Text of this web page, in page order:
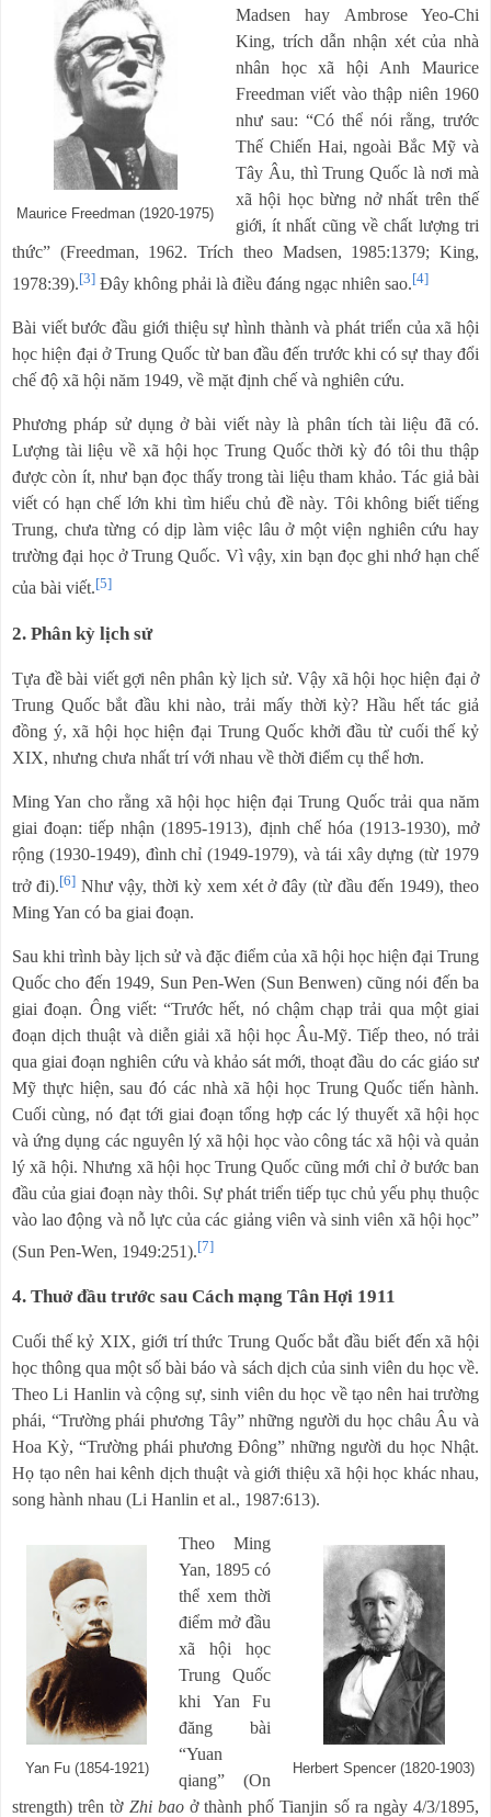
Maurice Freedman (1920-1975)
Madsen hay Ambrose Yeo-Chi
King, trích dẫn nhận xét của nhà
nhân học xã hội Anh Maurice
Freedman viết vào thập niên 1960
như sau: “Có thể nói rằng, trước
Thế Chiến Hai, ngoài Bắc Mỹ và
Tây Âu, thì Trung Quốc là nơi mà
xã hội học bừng nở nhất trên thế
giới, ít nhất cũng về chất lượng tri
thức” (Freedman, 1962. Trích theo Madsen, 1985:1379; King,
1978:39).[3] Đây không phải là điều đáng ngạc nhiên sao.[4]
Bài viết bước đầu giới thiệu sự hình thành và phát triển của xã hội
học hiện đại ở Trung Quốc từ ban đầu đến trước khi có sự thay đổi
chế độ xã hội năm 1949, về mặt định chế và nghiên cứu.
Phương pháp sử dụng ở bài viết này là phân tích tài liệu đã có.
Lượng tài liệu về xã hội học Trung Quốc thời kỳ đó tôi thu thập
được còn ít, như bạn đọc thấy trong tài liệu tham khảo. Tác giả bài
viết có hạn chế lớn khi tìm hiểu chủ đề này. Tôi không biết tiếng
Trung, chưa từng có dịp làm việc lâu ở một viện nghiên cứu hay
trường đại học ở Trung Quốc. Vì vậy, xin bạn đọc ghi nhớ hạn chế
của bài viết.[5]
2. Phân kỳ lịch sử
Tựa đề bài viết gợi nên phân kỳ lịch sử. Vậy xã hội học hiện đại ở
Trung Quốc bắt đầu khi nào, trải mấy thời kỳ? Hầu hết tác giả
đồng ý, xã hội học hiện đại Trung Quốc khởi đầu từ cuối thế kỷ
XIX, nhưng chưa nhất trí với nhau về thời điểm cụ thể hơn.
Ming Yan cho rằng xã hội học hiện đại Trung Quốc trải qua năm
giai đoạn: tiếp nhận (1895-1913), định chế hóa (1913-1930), mở
rộng (1930-1949), đình chỉ (1949-1979), và tái xây dựng (từ 1979
trở đi).[6]Như vậy, thời kỳ xem xét ở đây (từ đầu đến 1949), theo
Ming Yan có ba giai đoạn.
Sau khi trình bày lịch sử và đặc điểm của xã hội học hiện đại Trung
Quốc cho đến 1949, Sun Pen-Wen (Sun Benwen) cũng nói đến ba
giai đoạn. Ông viết: “Trước hết, nó chậm chạp trải qua một giai
đoạn dịch thuật và diễn giải xã hội học Âu-Mỹ. Tiếp theo, nó trải
qua giai đoạn nghiên cứu và khảo sát mới, thoạt đầu do các giáo sư
Mỹ thực hiện, sau đó các nhà xã hội học Trung Quốc tiến hành.
Cuối cùng, nó đạt tới giai đoạn tổng hợp các lý thuyết xã hội học
và ứng dụng các nguyên lý xã hội học vào công tác xã hội và quản
lý xã hội. Nhưng xã hội học Trung Quốc cũng mới chỉ ở bước ban
đầu của giai đoạn này thôi. Sự phát triển tiếp tục chủ yếu phụ thuộc
vào lao động và nỗ lực của các giảng viên và sinh viên xã hội học”
(Sun Pen-Wen, 1949:251).[7]
4. Thuở đầu trước sau Cách mạng Tân Hợi 1911
Cuối thế kỷ XIX, giới trí thức Trung Quốc bắt đầu biết đến xã hội
học thông qua một số bài báo và sách dịch của sinh viên du học về.
Theo Li Hanlin và cộng sự, sinh viên du học về tạo nên hai trường
phái, “Trường phái phương Tây” những người du học châu Âu và
Hoa Kỳ, “Trường phái phương Đông” những người du học Nhật.
Họ tạo nên hai kênh dịch thuật và giới thiệu xã hội học khác nhau,
song hành nhau (Li Hanlin et al., 1987:613).
Herbert Spencer (1820-1903)
Yan Fu (1854-1921)
Theo Ming
Yan, 1895 có
thể xem thời
điểm mở đầu
xã hội học
Trung Quốc
khi Yan Fu
đăng bài
“Yuan
qiang” (On
strength) trên tờ Zhi baoở thành phố Tianjin số ra ngày 4/3/1895,